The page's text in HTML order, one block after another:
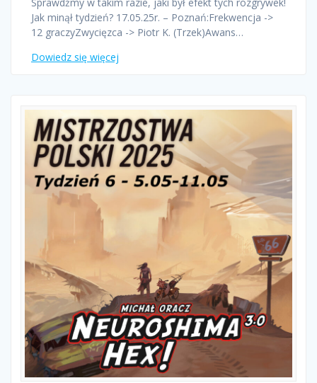
Jak minął tydzień? 17.05.25r. – Poznań:Frekwencja ->
12 graczyZwycięzca -> Piotr K. (Trzek)Awans…
Dowiedz się więcej